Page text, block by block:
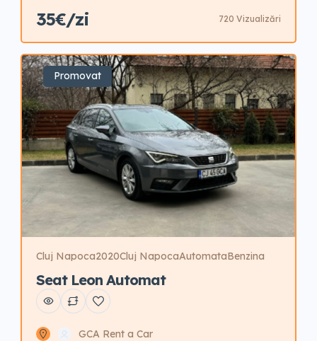
zile- 50 EUR/zi 15-21 zile- 45 EUR/zi 22-30 zile- 40
EUR/zi 31+ zile- 35 EUR/zi GARANTIE- 800 EUR
Preturile afisate sunt Informative, pentru o
rezervare sau mai multe […]
35€/zi 720 Vizualizări
Promovat
Cluj Napoca2020Cluj NapocaAutomataBenzina
Seat Leon Automat
GCA Rent a Car